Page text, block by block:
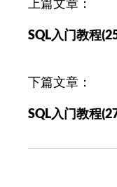
导
SQL入门教程
下篇文章：
SQL入门教程